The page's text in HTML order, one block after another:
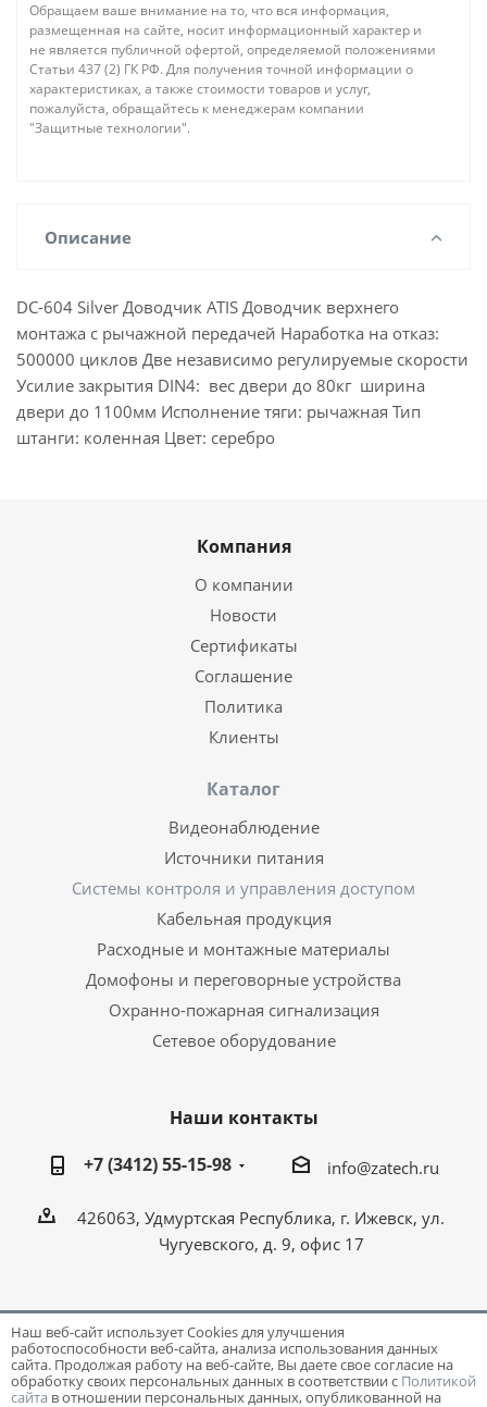
Обращаем ваше внимание на то, что вся информация,
размещенная на сайте, носит информационный характер и
не является публичной офертой, определяемой положениями
Статьи 437 (2) ГК РФ. Для получения точной информации о
характеристиках, а также стоимости товаров и услуг,
пожалуйста, обращайтесь к менеджерам компании
"Защитные технологии".
Описание
DC-604 Silver Доводчик ATIS Доводчик верхнего
монтажа с рычажной передачей Наработка на отказ:
500000 циклов Две независимо регулируемые скорости
Усилие закрытия DIN4: вес двери до 80кг ширина
двери до 1100мм Исполнение тяги: рычажная Тип
штанги: коленная Цвет: серебро
Компания
О компании
Новости
Сертификаты
Соглашение
Политика
Клиенты
Каталог
Видеонаблюдение
Источники питания
Системы контроля и управления доступом
Кабельная продукция
Расходные и монтажные материалы
Домофоны и переговорные устройства
Охранно-пожарная сигнализация
Сетевое оборудование
Наши контакты
+7 (3412) 55-15-98
info@zatech.ru
426063, Удмуртская Республика, г. Ижевск, ул.
Чугуевского, д. 9, офис 17
Разработка и поддержка сайта -Victory
Наш веб-сайт использует Cookies для улучшения
работоспособности веб-сайта, анализа использования данных
сайта. Продолжая работу на веб-сайте, Вы даете свое согласие на
обработку своих персональных данных в соответствии с Политикой
сайта в отношении персональных данных, опубликованной на